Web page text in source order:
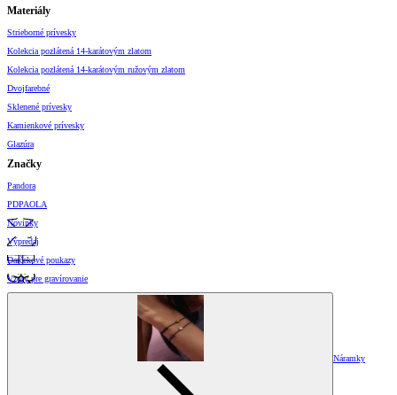
Materiály
Strieborné prívesky
Kolekcia pozlátená 14-karátovým zlatom
Kolekcia pozlátená 14-karátovým ružovým zlatom
Dvojfarebné
Sklenené prívesky
Kamienkové prívesky
Glazúra
Značky
Pandora
PDPAOLA
Novinky
Výpredaj
Darčekové poukazy
Vzory pre gravírovanie
Náramky